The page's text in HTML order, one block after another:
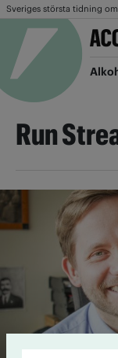
Sveriges största tidning
Run